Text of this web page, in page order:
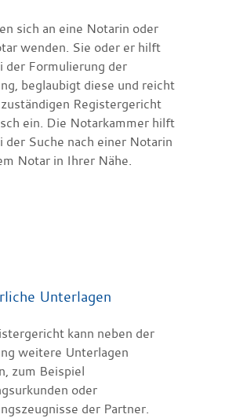
sich an eine Notarin oder
wenden. Sie oder er hilft
der Formulierung der
beglaubigt diese und reicht
Registergericht
ein. Die Notarkammer hilft
der Suche nach einer Notarin
Notar in Ihrer Nähe.
Unterlagen
kann neben der
weitere Unterlagen
zum Beispiel
oder
der Partner.